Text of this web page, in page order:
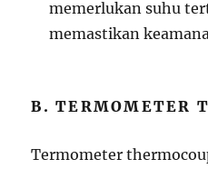
memerlukan suhu
memastikan
B. TERMOMETER
Termometer